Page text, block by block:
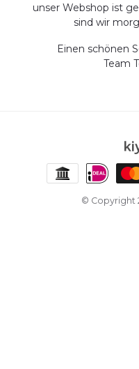
unser Webshop ist
sind wir
Einen schönen
Team
© Copyright